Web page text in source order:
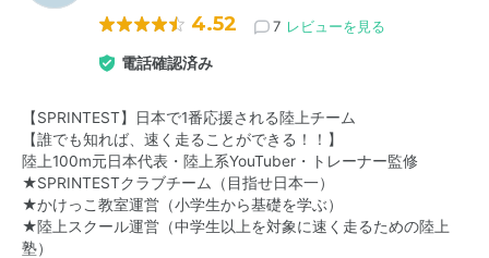
4.52 7 レビューを見る
電話確認済み
【SPRINTEST】日本で1番応援される陸上チーム
【誰でも知れば、速く走ることができる！！】
陸上100m元日本代表・陸上系YouTuber・トレーナー監修
★SPRINTESTクラブチーム（目指せ日本一）
★かけっこ教室運営（小学生から基礎を学ぶ）
★陸上スクール運営（中学生以上を対象に速く走るための陸上
塾）